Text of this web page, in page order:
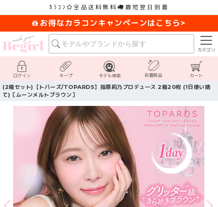
ｶﾗｺﾝ 全品送料無料 最短翌日到着
お得なカラコンキャンペーンはこちら>
カテゴリ
ログイン キープ モデル検索 新着商品 カート
(2箱セット)【トパーズ/TOPARDS】指原莉乃プロデュ―ス 2箱20枚 (1日使い捨
て)［ムーンメルトブラウン］